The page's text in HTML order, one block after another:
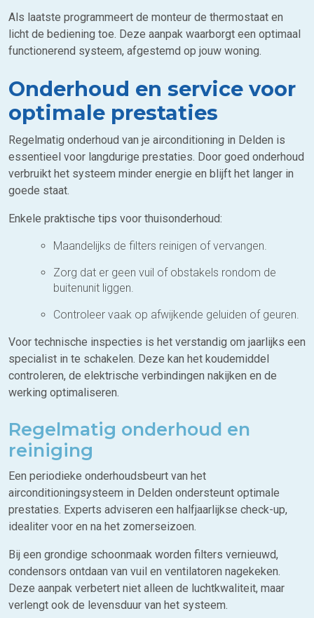
Als laatste programmeert de monteur de thermostaat en
licht de bediening toe. Deze aanpak waarborgt een optimaal
functionerend systeem, afgestemd op jouw woning.
Onderhoud en service voor
optimale prestaties
Regelmatig onderhoud van je airconditioning in Delden is
essentieel voor langdurige prestaties. Door goed onderhoud
verbruikt het systeem minder energie en blijft het langer in
goede staat.
Enkele praktische tips voor thuisonderhoud:
Maandelijks de filters reinigen of vervangen.
Zorg dat er geen vuil of obstakels rondom de
buitenunit liggen.
Controleer vaak op afwijkende geluiden of geuren.
Voor technische inspecties is het verstandig om jaarlijks een
specialist in te schakelen. Deze kan het koudemiddel
controleren, de elektrische verbindingen nakijken en de
werking optimaliseren.
Regelmatig onderhoud en
reiniging
Een periodieke onderhoudsbeurt van het
airconditioningsysteem in Delden ondersteunt optimale
prestaties. Experts adviseren een halfjaarlijkse check-up,
idealiter voor en na het zomerseizoen.
Bij een grondige schoonmaak worden filters vernieuwd,
condensors ontdaan van vuil en ventilatoren nagekeken.
Deze aanpak verbetert niet alleen de luchtkwaliteit, maar
verlengt ook de levensduur van het systeem.